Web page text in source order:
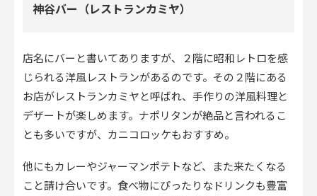
神谷バー（レストランカミヤ）
店名にバーと書いてありますが、２階に昭和レトロを感
じられる洋風レストランがあるのです。その２階にある
お店がレストランカミヤと呼ばれ、手作りの洋風料理と
デザートが楽しめます。ナポリタンが絶品と言われるこ
とも多いですが、カニコロッケもおすすめ。
他にもカレーやジャーマンポテトなど、また来たくなる
こと請け合いです。食べ物にぴったりなドリンクも豊富